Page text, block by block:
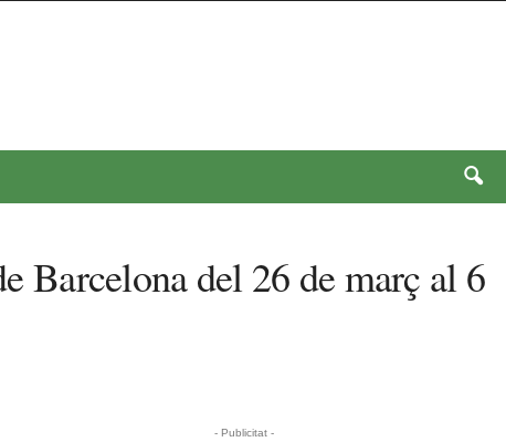
Barcelona del 26 de març al 6
- Publicitat -